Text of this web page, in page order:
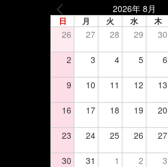
2026年 8月
日 月 火 水 木
26 27 28 29 30
2 3 4 5 6
9 10 11 12 13
16 17 18 19 20
23 24 25 26 27
30 31 1 2 3